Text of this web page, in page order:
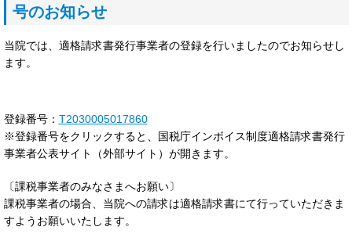
号のお知らせ
当院では、適格請求書発行事業者の登録を行いましたのでお知らせし
ます。
登録番号： T2030005017860
※登録番号をクリックすると、国税庁インボイス制度適格請求書発行
事業者公表サイト（外部サイト）が開きます。
〔課税事業者のみなさまへお願い〕
課税事業者の場合、当院への請求は適格請求書にて行っていただきま
すようお願いいたします。